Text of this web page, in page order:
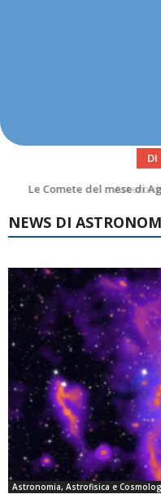
DI
Asteroidi
NEWS DI
Astronomia, Astrofisica e